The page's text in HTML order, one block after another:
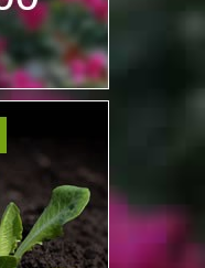
, des
et